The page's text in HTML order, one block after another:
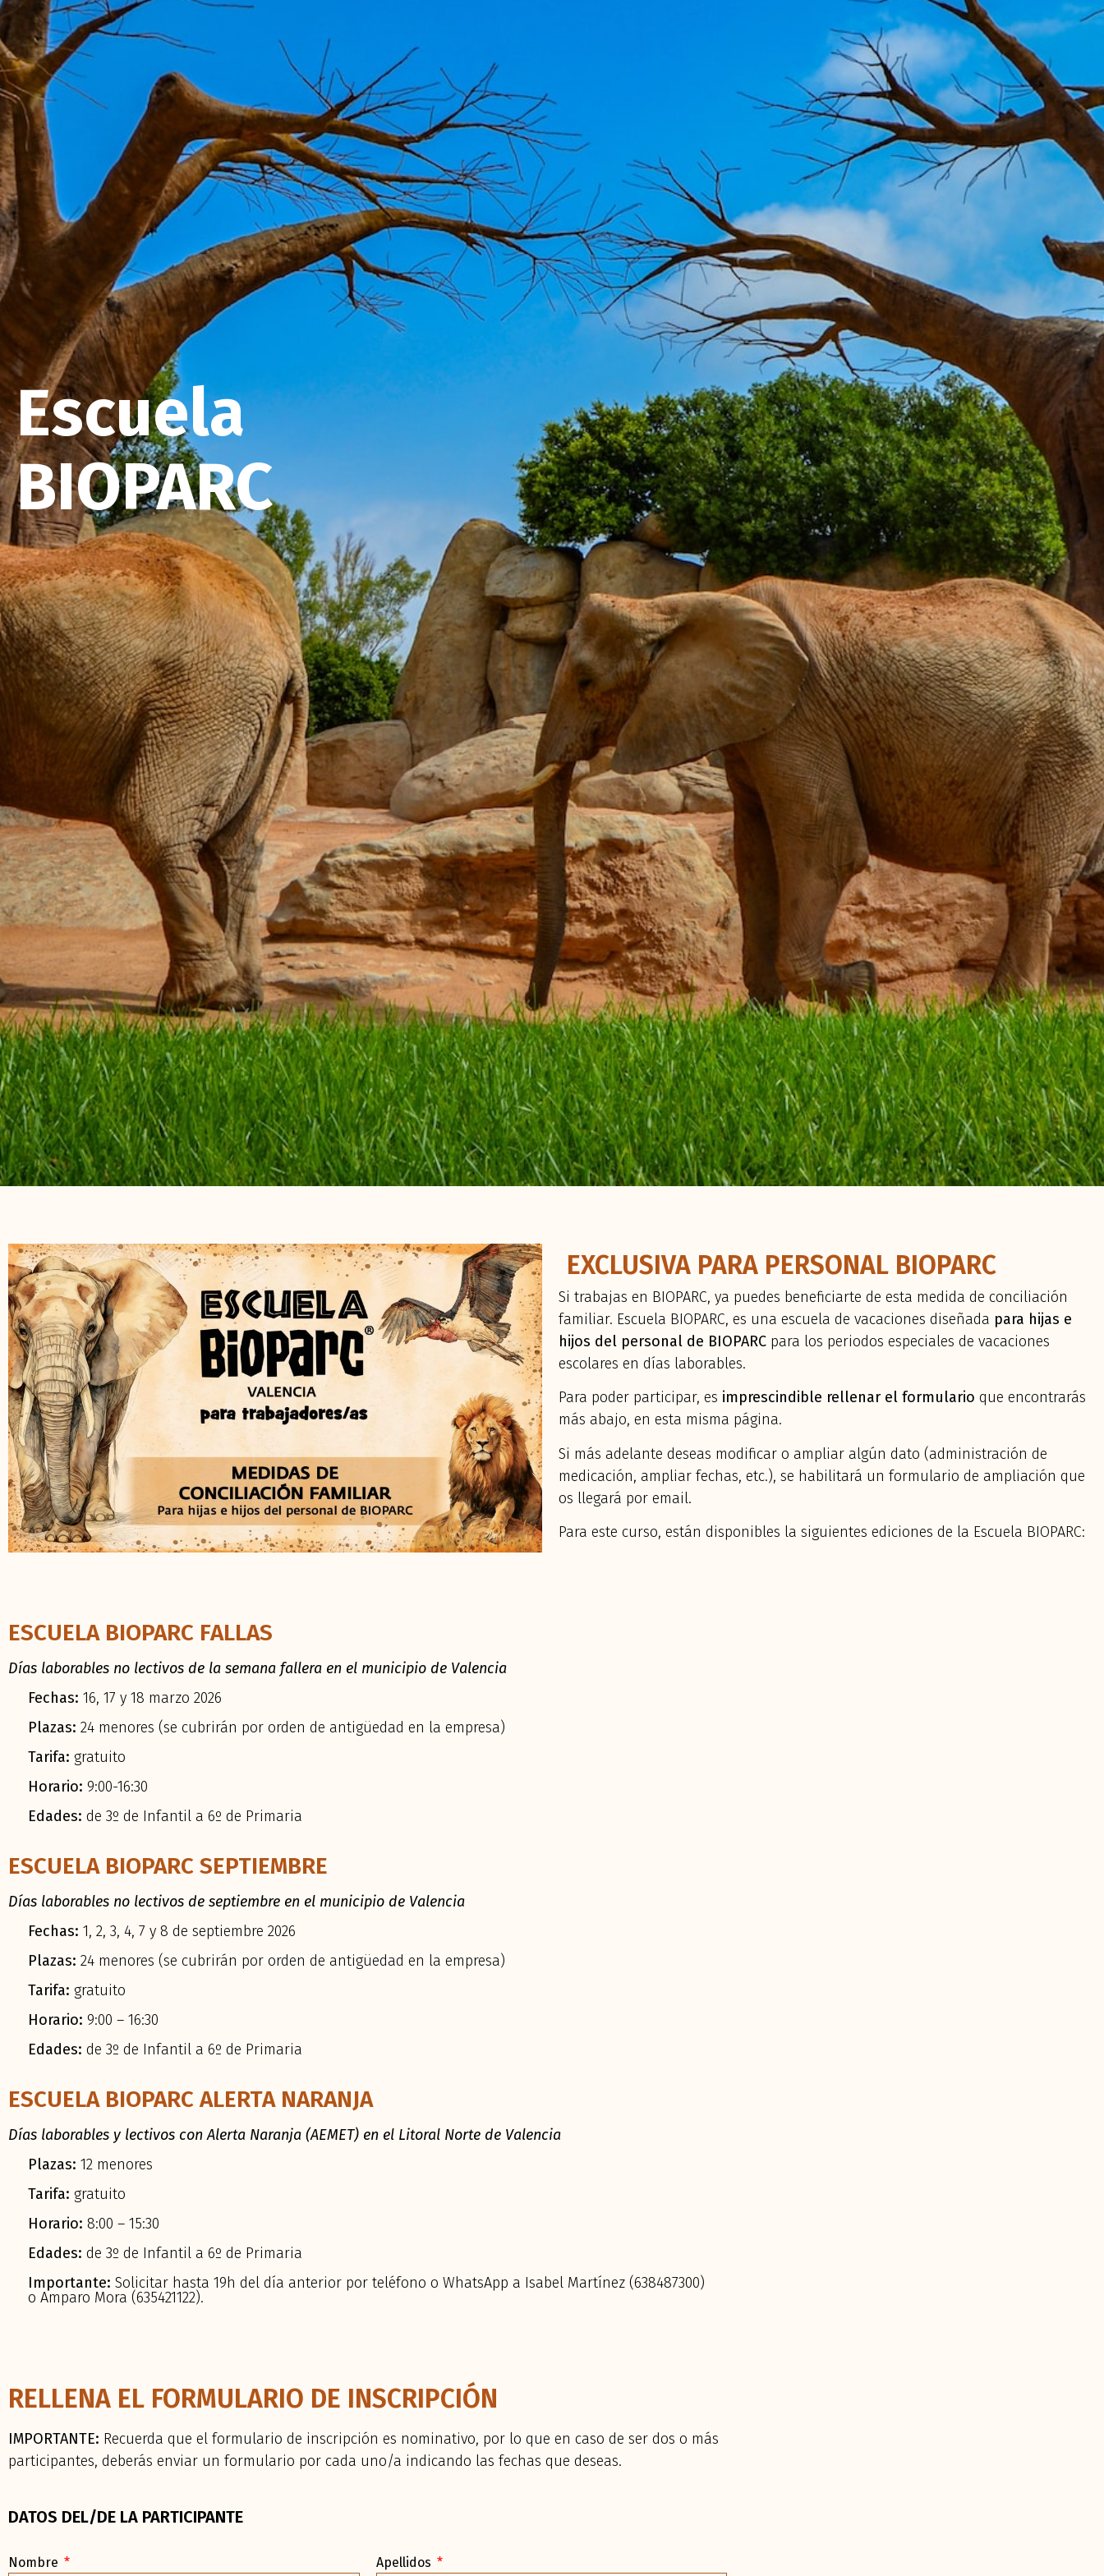
Escuela
BIOPARC
EXCLUSIVA PARA PERSONAL BIOPARC
Si trabajas en BIOPARC, ya puedes beneficiarte de esta medida de conciliación
familiar. Escuela BIOPARC, es una escuela de vacaciones diseñada para hijas e
hijos del personal de BIOPARC para los periodos especiales de vacaciones
escolares en días laborables.
Para poder participar, es imprescindible rellenar el formulario que encontrarás
más abajo, en esta misma página.
Si más adelante deseas modificar o ampliar algún dato (administración de
medicación, ampliar fechas, etc.), se habilitará un formulario de ampliación que
os llegará por email.
Para este curso, están disponibles la siguientes ediciones de la Escuela BIOPARC:
ESCUELA BIOPARC FALLAS
Días laborables no lectivos de la semana fallera en el municipio de Valencia
Fechas: 16, 17 y 18 marzo 2026
Plazas: 24 menores (se cubrirán por orden de antigüedad en la empresa)
Tarifa: gratuito
Horario: 9:00-16:30
Edades: de 3º de Infantil a 6º de Primaria
ESCUELA BIOPARC SEPTIEMBRE
Días laborables no lectivos de septiembre en el municipio de Valencia
Fechas: 1, 2, 3, 4, 7 y 8 de septiembre 2026
Plazas: 24 menores (se cubrirán por orden de antigüedad en la empresa)
Tarifa: gratuito
Horario: 9:00 – 16:30
Edades: de 3º de Infantil a 6º de Primaria
ESCUELA BIOPARC ALERTA NARANJA
Días laborables y lectivos con Alerta Naranja (AEMET) en el Litoral Norte de Valencia
Plazas: 12 menores
Tarifa: gratuito
Horario: 8:00 – 15:30
Edades: de 3º de Infantil a 6º de Primaria
Importante: Solicitar hasta 19h del día anterior por teléfono o WhatsApp a Isabel Martínez (638487300)
o Amparo Mora (635421122).
RELLENA EL FORMULARIO DE INSCRIPCIÓN
IMPORTANTE: Recuerda que el formulario de inscripción es nominativo, por lo que en caso de ser dos o más
participantes, deberás enviar un formulario por cada uno/a indicando las fechas que deseas.
DATOS DEL/DE LA PARTICIPANTE
Nombre Apellidos